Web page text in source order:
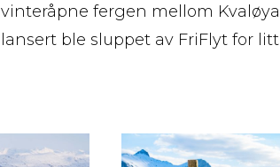
vinteråpne fergen mellom
lansert ble sluppet av FriFlyt for